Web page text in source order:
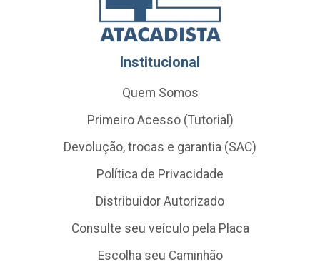
Institucional
Quem Somos
Primeiro Acesso (Tutorial)
Devolução, trocas e garantia (SAC)
Política de Privacidade
Distribuidor Autorizado
Consulte seu veículo pela Placa
Escolha seu Caminhão